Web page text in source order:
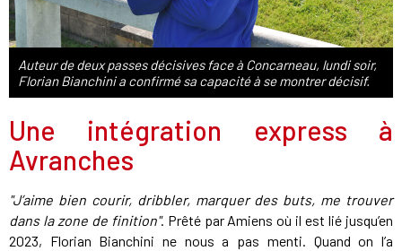
Auteur de deux passes décisives face à Concarneau, lundi soir,
Florian Bianchini a confirmé sa capacité à se montrer décisif.
Une intégration express à
Avranches
"J’aime bien courir, dribbler, marquer des buts, me trouver
dans la zone de finition". Prêté par Amiens où il est lié jusqu’en
2023, Florian Bianchini ne nous a pas menti. Quand on l’a